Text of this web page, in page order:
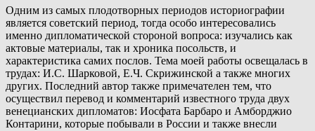
Одним из самых плодотворных периодов историографии
является советский период, тогда особо интересовались
именно дипломатической стороной вопроса: изучались как
актовые материалы, так и хроника посольств, и
характеристика самих послов. Тема моей работы освещалась в
трудах: И.С. Шарковой, Е.Ч. Скрижинской а также многих
других. Последний автор также примечателен тем, что
осуществил перевод и комментарий известного труда двух
венецианских дипломатов: Иосфата Барбаро и Амборджио
Контарини, которые побывали в России и также внесли